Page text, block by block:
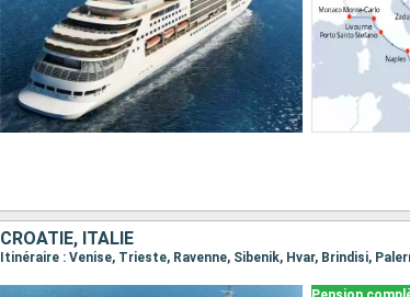
CROATIE, ITALIE
Itinéraire : Venise, Trieste, Ravenne, Sibenik, Hvar, Brindisi,